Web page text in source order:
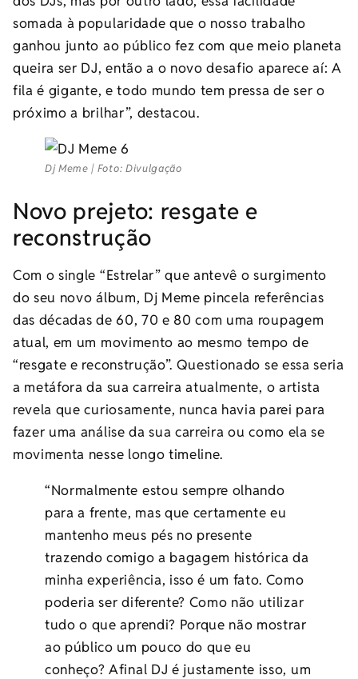
somada à popularidade que o nosso trabalho
ganhou junto ao público fez com que meio planeta
queira ser DJ, então a o novo desafio aparece aí: A
fila é gigante, e todo mundo tem pressa de ser o
próximo a brilhar”, destacou.
Dj Meme | Foto: Divulgação
Novo prejeto: resgate e
reconstrução
Com o single “Estrelar” que antevê o surgimento
do seu novo álbum, Dj Meme pincela referências
das décadas de 60, 70 e 80 com uma roupagem
atual, em um movimento ao mesmo tempo de
“resgate e reconstrução”. Questionado se essa seria
a metáfora da sua carreira atualmente, o artista
revela que curiosamente, nunca havia parei para
fazer uma análise da sua carreira ou como ela se
movimenta nesse longo timeline.
“Normalmente estou sempre olhando
para a frente, mas que certamente eu
mantenho meus pés no presente
trazendo comigo a bagagem histórica da
minha experiência, isso é um fato. Como
poderia ser diferente? Como não utilizar
tudo o que aprendi? Porque não mostrar
ao público um pouco do que eu
conheço? Afinal DJ é justamente isso, um